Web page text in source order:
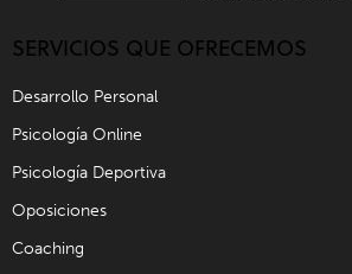
SERVICIOS QUE OFRECEMOS
Desarrollo Personal
Psicología Online
Psicología Deportiva
Oposiciones
Coaching